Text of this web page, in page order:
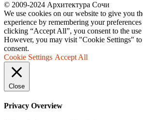
© 2009-2024 Архитектура Сочи
We use cookies on our website to give you
experience by remembering your
clicking “Accept All”, you consent to the
However, you may visit "Cookie Settings"
consent.
Cookie Settings Accept All
Close
Privacy Overview